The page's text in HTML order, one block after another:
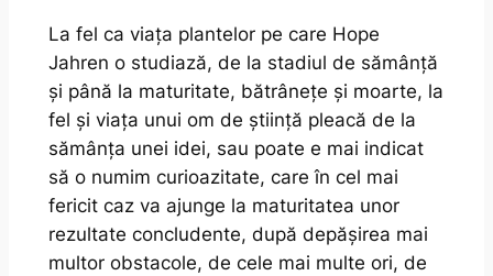
La fel ca viața plantelor pe care Hope
Jahren o studiază, de la stadiul de sămânță
și până la maturitate, bătrânețe și moarte, la
fel și viața unui om de știință pleacă de la
sămânța unei idei, sau poate e mai indicat
să o numim curioazitate, care în cel mai
fericit caz va ajunge la maturitatea unor
rezultate concludente, după depășirea mai
multor obstacole, de cele mai multe ori, de